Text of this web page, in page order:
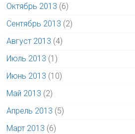
Октябрь 2013 (6)
Сентябрь 2013 (2)
Август 2013 (4)
Июль 2013 (1)
Июнь 2013 (10)
Май 2013 (2)
Апрель 2013 (5)
Март 2013 (6)